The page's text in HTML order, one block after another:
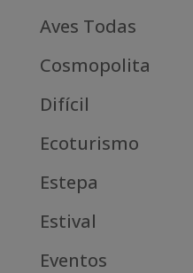
Aves Todas
Cosmopolita
Difícil
Ecoturismo
Estepa
Estival
Eventos